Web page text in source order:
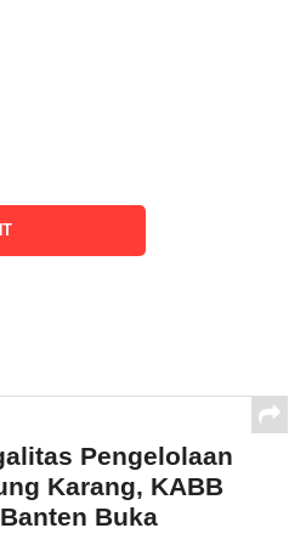
Pengelolaan
Karang, KABB
Buka